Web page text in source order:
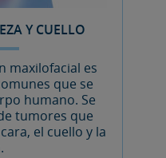
Y CUELLO
maxilofacial es
que se
humano. Se
tumores que
el cuello y la